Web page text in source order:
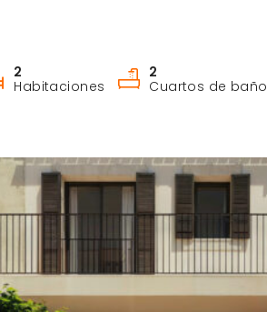
2
Habitaciones
2
Cuartos de baño